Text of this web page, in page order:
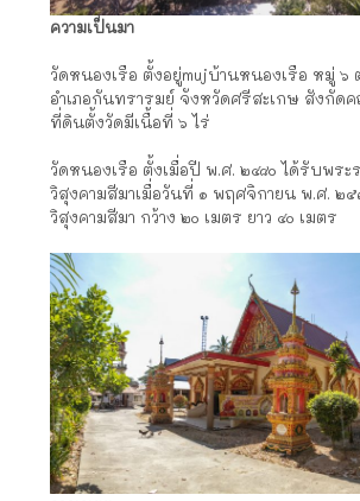
ความเป็นมา
วัดหนองเรือ ตั้งอยู่mujบ้านหนองเรือ หมู่ ๖
อำเภอกันทรารมย์ จังหวัดศรีสะเกษ สังกัด
ที่ดินตั้งวัดมีเนื้อที่ ๖ ไร่
วัดหนองเรือ ตั้งเมื่อปี พ.ศ. ๒๔๘๐ ได้รับพระ
วิสุงคามสีมาเมื่อวันที่ ๑ พฤศจิกายน พ.ศ. ๒๕
วิสุงคามสีมา กว้าง ๒๐ เมตร ยาว ๔๐ เมตร